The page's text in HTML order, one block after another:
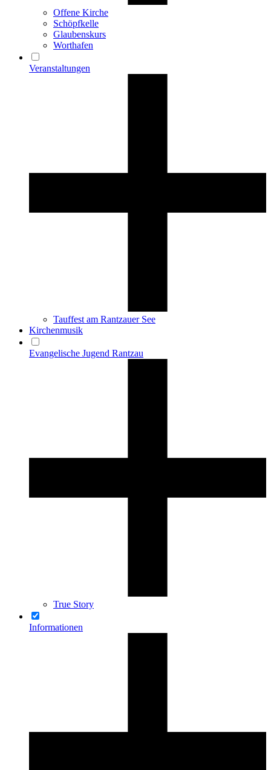
Offene Kirche
Schöpfkelle
Glaubenskurs
Worthafen
Veranstaltungen
Tauffest am Rantzauer See
Kirchenmusik
Evangelische Jugend Rantzau
True Story
Informationen